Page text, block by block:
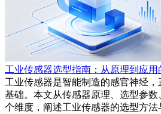
工业传感器选型指南：从原理到应用
工业传感器是智能制造的感官神经
基础。本文从传感器原理、选型参
个维度，阐述工业传感器的选型方法